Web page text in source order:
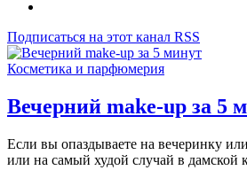
Подписаться на этот канал RSS
Косметика и парфюмерия
Вечерний make-up за 5
Если вы опаздываете на вечеринку
или на самый худой случай в дамской